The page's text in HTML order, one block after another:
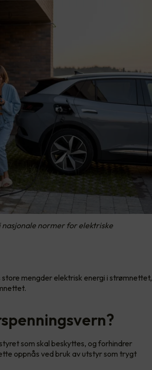
normer for elektriske
mengder elektrisk energi i strømnettet,
som skal beskyttes, og forhindrer
oppnås ved bruk av utstyr som trygt